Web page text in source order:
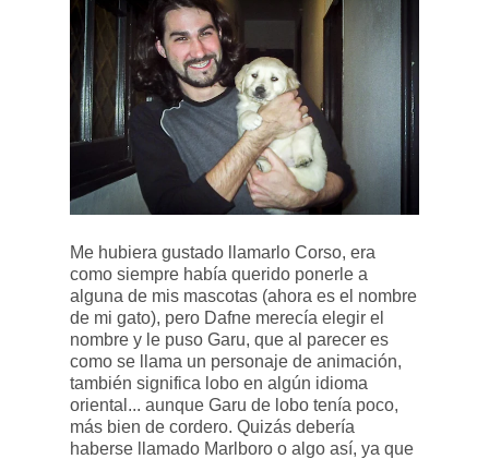
Me hubiera gustado llamarlo Corso, era
como siempre había querido ponerle a
alguna de mis mascotas (ahora es el nombre
de mi gato), pero Dafne merecía elegir el
nombre y le puso Garu, que al parecer es
como se llama un personaje de animación,
también significa lobo en algún idioma
oriental... aunque Garu de lobo tenía poco,
más bien de cordero. Quizás debería
haberse llamado Marlboro o algo así, ya que